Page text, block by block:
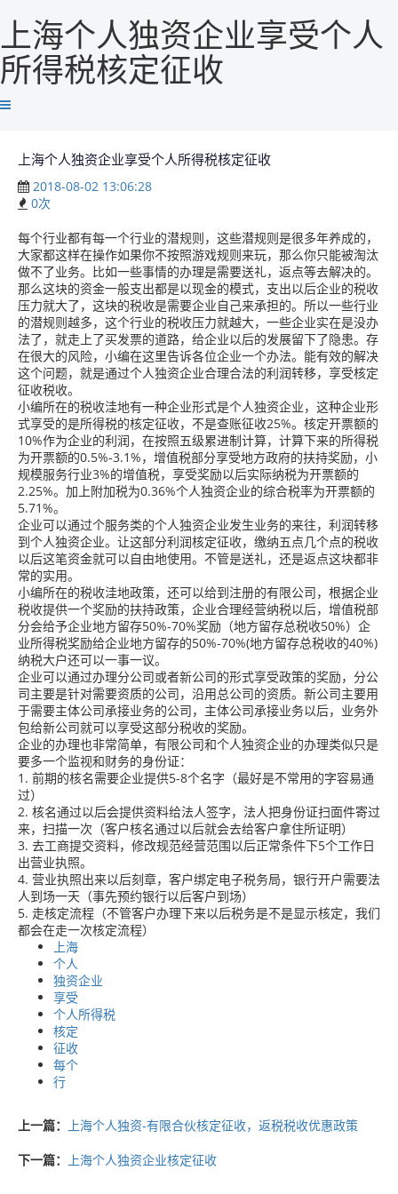
上海个人独资企业享受个人
所得税核定征收
上海个人独资企业享受个人所得税核定征收
2018-08-02 13:06:28
0次
每个行业都有每一个行业的潜规则，这些潜规则是很多年养成的，
大家都这样在操作如果你不按照游戏规则来玩，那么你只能被淘汰
做不了业务。比如一些事情的办理是需要送礼，返点等去解决的。
那么这块的资金一般支出都是以现金的模式，支出以后企业的税收
压力就大了，这块的税收是需要企业自己来承担的。所以一些行业
的潜规则越多，这个行业的税收压力就越大，一些企业实在是没办
法了，就走上了买发票的道路，给企业以后的发展留下了隐患。存
在很大的风险，小编在这里告诉各位企业一个办法。能有效的解决
这个问题，就是通过个人独资企业合理合法的利润转移，享受核定
征收税收。
小编所在的税收洼地有一种企业形式是个人独资企业，这种企业形
式享受的是所得税的核定征收，不是查账征收25%。核定开票额的
10%作为企业的利润，在按照五级累进制计算，计算下来的所得税
为开票额的0.5%-3.1%，增值税部分享受地方政府的扶持奖励，小
规模服务行业3%的增值税，享受奖励以后实际纳税为开票额的
2.25%。加上附加税为0.36%个人独资企业的综合税率为开票额的
5.71%。
企业可以通过个服务类的个人独资企业发生业务的来往，利润转移
到个人独资企业。让这部分利润核定征收，缴纳五点几个点的税收
以后这笔资金就可以自由地使用。不管是送礼，还是返点这块都非
常的实用。
小编所在的税收洼地政策，还可以给到注册的有限公司，根据企业
税收提供一个奖励的扶持政策，企业合理经营纳税以后，增值税部
分会给予企业地方留存50%-70%奖励（地方留存总税收50%）企
业所得税奖励给企业地方留存的50%-70%(地方留存总税收的40%)
纳税大户还可以一事一议。
企业可以通过办理分公司或者新公司的形式享受政策的奖励，分公
司主要是针对需要资质的公司，沿用总公司的资质。新公司主要用
于需要主体公司承接业务的公司，主体公司承接业务以后，业务外
包给新公司就可以享受这部分税收的奖励。
企业的办理也非常简单，有限公司和个人独资企业的办理类似只是
要多一个监视和财务的身份证：
1. 前期的核名需要企业提供5-8个名字（最好是不常用的字容易通
过）
2. 核名通过以后会提供资料给法人签字，法人把身份证扫面件寄过
来，扫描一次（客户核名通过以后就会去给客户拿住所证明）
3. 去工商提交资料，修改规范经营范围以后正常条件下5个工作日
出营业执照。
4. 营业执照出来以后刻章，客户绑定电子税务局，银行开户需要法
人到场一天（事先预约银行以后客户到场）
5. 走核定流程（不管客户办理下来以后税务是不是显示核定，我们
都会在走一次核定流程）
上海
个人
独资企业
享受
个人所得税
核定
征收
每个
行
上一篇： 上海个人独资-有限合伙核定征收，返税税收优惠政策
下一篇： 上海个人独资企业核定征收